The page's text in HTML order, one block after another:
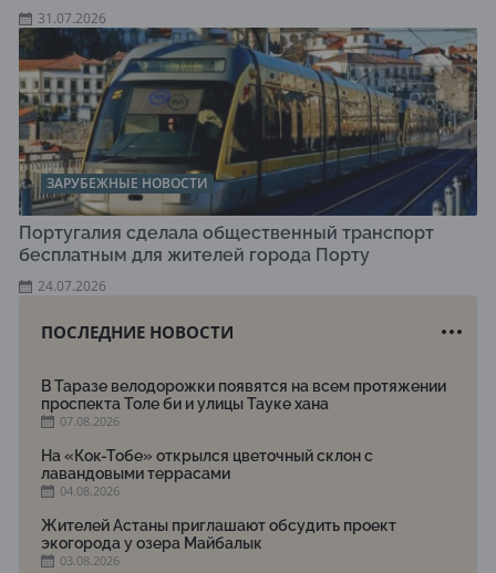
31.07.2026
ЗАРУБЕЖНЫЕ НОВОСТИ
Португалия сделала общественный транспорт
бесплатным для жителей города Порту
24.07.2026
ПОСЛЕДНИЕ НОВОСТИ
В Таразе велодорожки появятся на всем протяжении
проспекта Толе би и улицы Тауке хана
07.08.2026
На «Кок-Тобе» открылся цветочный склон с
лавандовыми террасами
04.08.2026
Жителей Астаны приглашают обсудить проект
экогорода у озера Майбалык
03.08.2026